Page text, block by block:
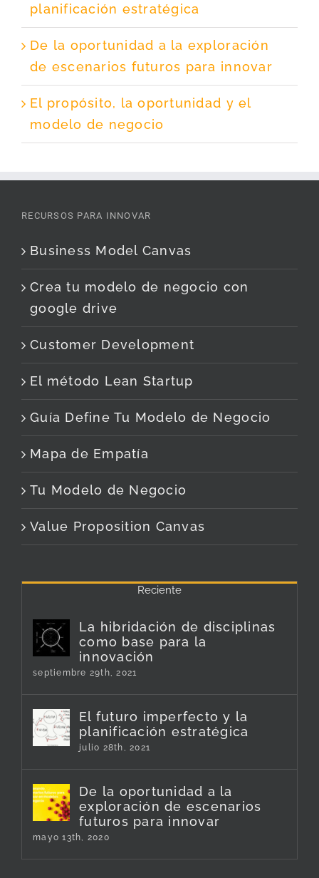
planificación estratégica
De la oportunidad a la exploración
de escenarios futuros para innovar
El propósito, la oportunidad y el
modelo de negocio
RECURSOS PARA INNOVAR
Business Model Canvas
Crea tu modelo de negocio con
google drive
Customer Development
El método Lean Startup
Guía Define Tu Modelo de Negocio
Mapa de Empatía
Tu Modelo de Negocio
Value Proposition Canvas
Reciente
La hibridación de disciplinas
como base para la
innovación
septiembre 29th, 2021
El futuro imperfecto y la
planificación estratégica
julio 28th, 2021
De la oportunidad a la
exploración de escenarios
futuros para innovar
mayo 13th, 2020